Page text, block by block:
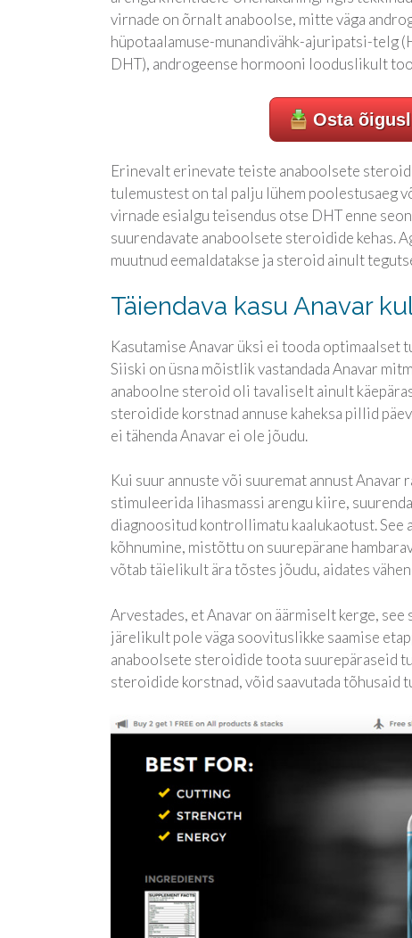
virnade on õrnalt anaboolse, mitte väga
hüpotaalamuse-munandivähk-ajuripatsi-telg
DHT), androgeense hormooni looduslikult
Osta
Erinevalt erinevate teiste anaboolsete
tulemustest on tal palju lühem poolestusaeg
virnade esialgu teisendus otse DHT enne
suurendavate anaboolsete steroidide kehas.
muutnud eemaldatakse ja steroid ainult
Täiendava kasu Anavar
Kasutamise Anavar üksi ei tooda
Siiski on üsna mõistlik vastandada Anavar
anaboolne steroid oli tavaliselt ainult
steroidide korstnad annuse kaheksa pillid
ei tähenda Anavar ei ole jõudu.
Kui suur annuste või suuremat annust
stimuleerida lihasmassi arengu kiire,
diagnoositud kontrollimatu kaalukaotust.
kõhnumine, mistõttu on suurepärane
võtab täielikult ära tõstes jõudu, aidates
Arvestades, et Anavar on äärmiselt kerge,
järelikult pole väga soovituslikke saamise
anaboolsete steroidide toota suurepäraseid
steroidide korstnad, võid saavutada tõhusaid